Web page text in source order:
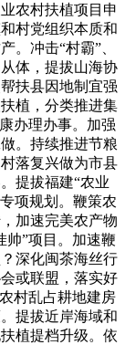
农村扶植项目申
村党组织本质和
。冲击“村霸”、
体，提拔山海协
扶县因地制宜强
植，分类推进集
办理办事。加强
。持续推进节粮
落复兴做为市县
提拔福建“农业
项规划。鞭策农
加速完美农产物
帅”项目。加速鞭
深化闽茶海丝行
或联盟，落实好
村乱占耕地建房
提拔近岸海域和
植提档升级。依